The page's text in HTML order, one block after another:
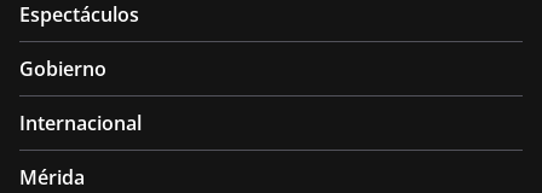
Espectáculos
Gobierno
Internacional
Mérida